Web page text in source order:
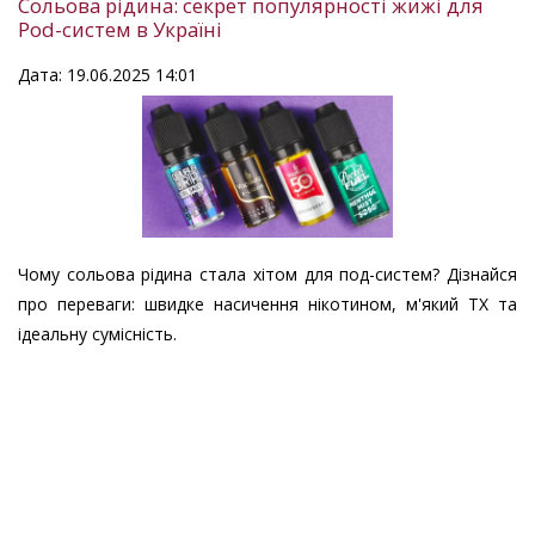
Pod-систем в Україні
Дата: 19.06.2025 14:01
Чому сольова рідина стала хітом для под-систем? Дізнайся
про переваги: швидке насичення нікотином, м'який ТХ та
ідеальну сумісність.